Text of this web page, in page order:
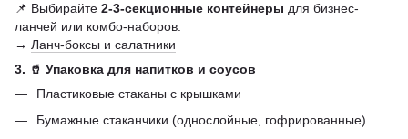
📌 Выбирайте 2-3-секционные контейнеры для бизнес-
ланчей или комбо-наборов.
→ Ланч-боксы и салатники
3. 🥤 Упаковка для напитков и соусов
Пластиковые стаканы с крышками
Бумажные стаканчики (однослойные, гофрированные)